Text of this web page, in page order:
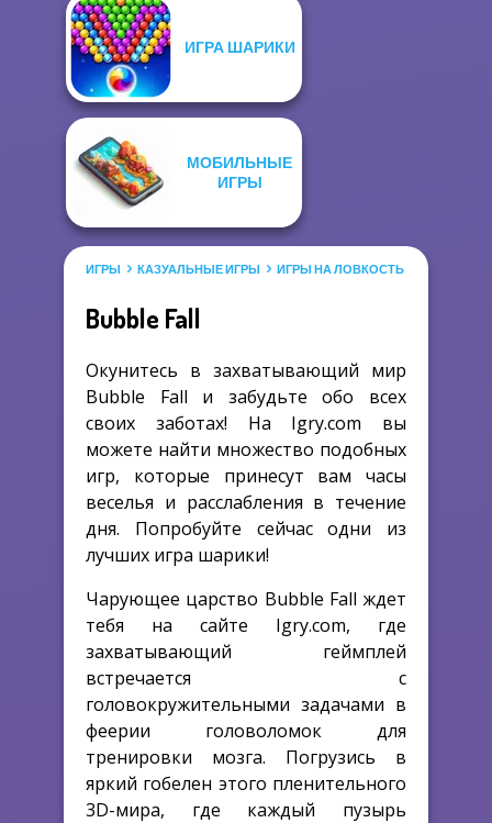
ИГРА ШАРИКИ
МОБИЛЬНЫЕ
ИГРЫ
ИГРЫ КАЗУАЛЬНЫЕ ИГРЫ ИГРЫ НА ЛОВКОСТЬ ИГРА
Bubble Fall
Окунитесь в захватывающий мир
Bubble Fall и забудьте обо всех
своих заботах! На Igry.com вы
можете найти множество подобных
игр, которые принесут вам часы
веселья и расслабления в течение
дня. Попробуйте сейчас одни из
лучших игра шарики!
Чарующее царство Bubble Fall ждет
тебя на сайте Igry.com, где
захватывающий геймплей
встречается с
головокружительными задачами в
феерии головоломок для
тренировки мозга. Погрузись в
яркий гобелен этого пленительного
3D-мира, где каждый пузырь